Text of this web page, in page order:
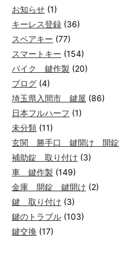
お知らせ (1)
キーレス登録 (36)
スペアキー (77)
スマートキー (154)
バイク 鍵作製 (20)
ブログ (4)
埼玉県入間市 鍵屋 (86)
日本フルハーフ (1)
未分類 (11)
玄関 勝手口 鍵開け 開錠
補助錠 取り付け (3)
車 鍵作製 (149)
金庫 開錠 鍵開け (2)
鍵 取り付け (3)
鍵のトラブル (103)
鍵交換 (17)